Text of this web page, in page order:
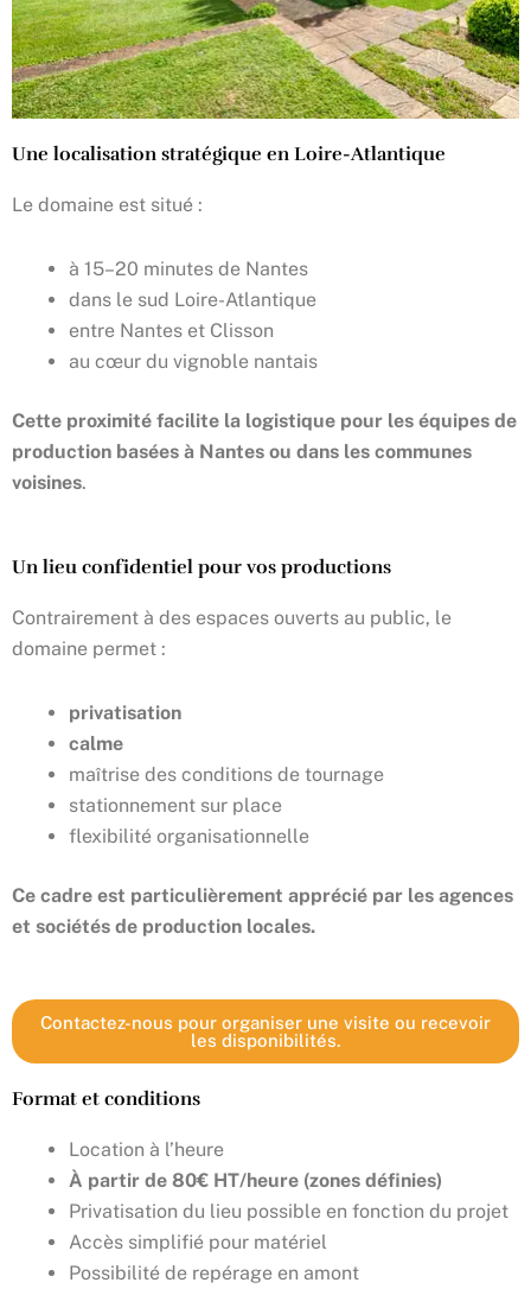
Une localisation stratégique en Loire-Atlantique
Le domaine est situé :
à 15–20 minutes de Nantes
dans le sud Loire-Atlantique
entre Nantes et Clisson
au cœur du vignoble nantais
Cette proximité facilite la logistique pour les équipes de
production basées à Nantes ou dans les communes
voisines.
Un lieu confidentiel pour vos productions
Contrairement à des espaces ouverts au public, le
domaine permet :
privatisation
calme
maîtrise des conditions de tournage
stationnement sur place
flexibilité organisationnelle
Ce cadre est particulièrement apprécié par les agences
et sociétés de production locales.
Contactez-nous pour organiser une visite ou recevoir
les disponibilités.
Format et conditions
Location à l’heure
À partir de 80€ HT/heure (zones définies)
Privatisation du lieu possible en fonction du projet
Accès simplifié pour matériel
Possibilité de repérage en amont